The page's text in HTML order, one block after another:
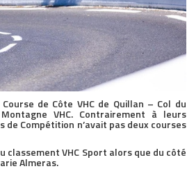
de Côte VHC de Quillan – Col du
VHC. Contrairement à leurs
Compétition n’avait pas deux courses
classement VHC Sport alors que du côté
Almeras.